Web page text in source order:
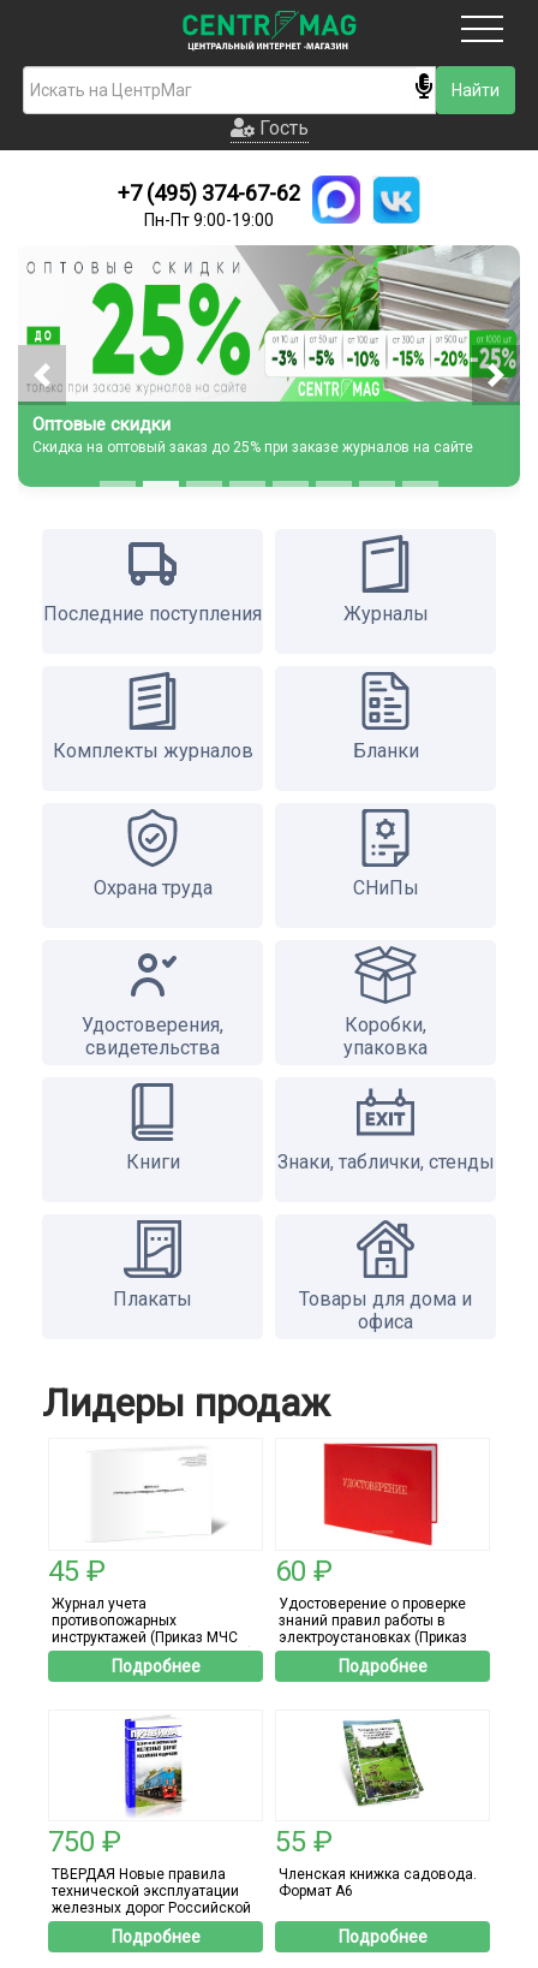
Гость
Новинки
Условия доставки
Условия оплаты
Контакты
Гость
+7 (495) 374-67-62
Пн-Пт 9:00-19:00
Оптовые скидки
Скидка на оптовый заказ до 25% при заказе журналов на сайте
Последние поступления Журналы
Комплекты журналов Бланки
Охрана труда СНиПы
Удостоверения,
свидетельства
Коробки,
упаковка
Книги Знаки, таблички, стенды
Плакаты
Товары для дома и
офиса
Лидеры продаж
45 ₽
Журнал учета
противопожарных
инструктажей (Приказ МЧС
России от 16.12.2024 N 1120)
Подробнее
60 ₽
Удостоверение о проверке
знаний правил работы в
электроустановках (Приказ
Минтруда от 15.12.2020 №
903н) - 8 страниц
Подробнее
750 ₽
ТВЕРДАЯ Новые правила
технической эксплуатации
железных дорог Российской
Федерации (Приказ
Минтранса России от
23.06.2022 N 250) 2026 год.
Подробнее
55 ₽
Членская книжка садовода.
Формат А6
Подробнее